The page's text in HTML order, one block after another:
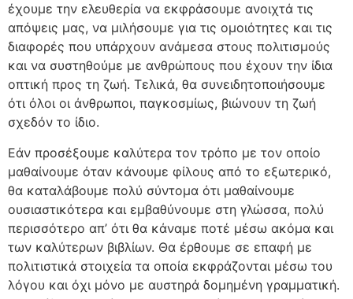
έχουμε την ελευθερία να εκφράσουμε ανοιχτά τις
απόψεις μας, να μιλήσουμε για τις ομοιότητες και τις
διαφορές που υπάρχουν ανάμεσα στους πολιτισμούς
και να συστηθούμε με ανθρώπους που έχουν την ίδια
οπτική προς τη ζωή. Τελικά, θα συνειδητοποιήσουμε
ότι όλοι οι άνθρωποι, παγκοσμίως, βιώνουν τη ζωή
σχεδόν το ίδιο.
Εάν προσέξουμε καλύτερα τον τρόπο με τον οποίο
μαθαίνουμε όταν κάνουμε φίλους από το εξωτερικό,
θα καταλάβουμε πολύ σύντομα ότι μαθαίνουμε
ουσιαστικότερα και εμβαθύνουμε στη γλώσσα, πολύ
περισσότερο απ’ ότι θα κάναμε ποτέ μέσω ακόμα και
των καλύτερων βιβλίων. Θα έρθουμε σε επαφή με
πολιτιστικά στοιχεία τα οποία εκφράζονται μέσω του
λόγου και όχι μόνο με αυστηρά δομημένη γραμματική.